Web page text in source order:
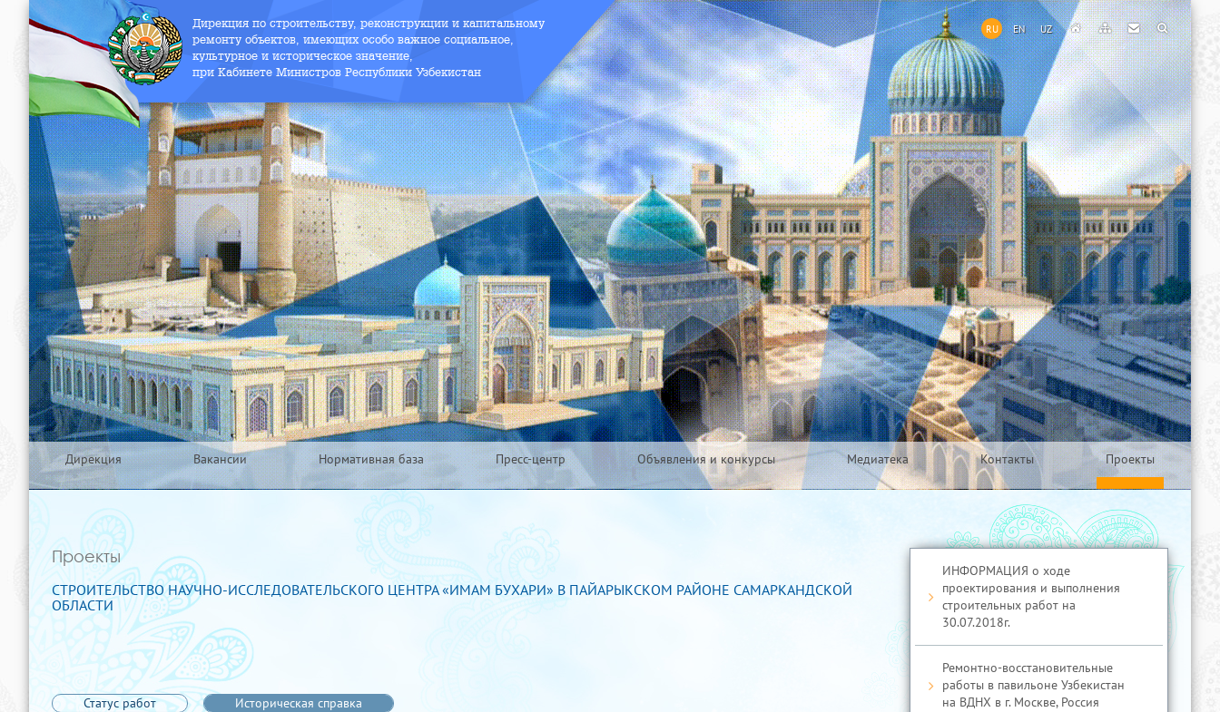
RU EN UZ
Дирекция по строительству, реконструкции и капитальному
ремонту объектов, имеющих особо важное социальное,
культурное и историческое значение,
при Кабинете Министров Республики Узбекистан
Дирекция Вакансии Нормативная база Пресс-центр Объявления и конкурсы Медиатека Контакты Проекты
Проекты
СТРОИТЕЛЬСТВО НАУЧНО-ИССЛЕДОВАТЕЛЬСКОГО ЦЕНТРА «ИМАМ БУХАРИ» В ПАЙАРЫКСКОМ РАЙОНЕ САМАРКАНДСКОЙ
ОБЛАСТИ
Статус работ Историческая справка
ИНФОРМАЦИЯ о ходе
проектирования и выполнения
строительных работ на
30.07.2018г.
Ремонтно-восстановительные
работы в павильоне Узбекистан
на ВДНХ в г. Москве, Россия